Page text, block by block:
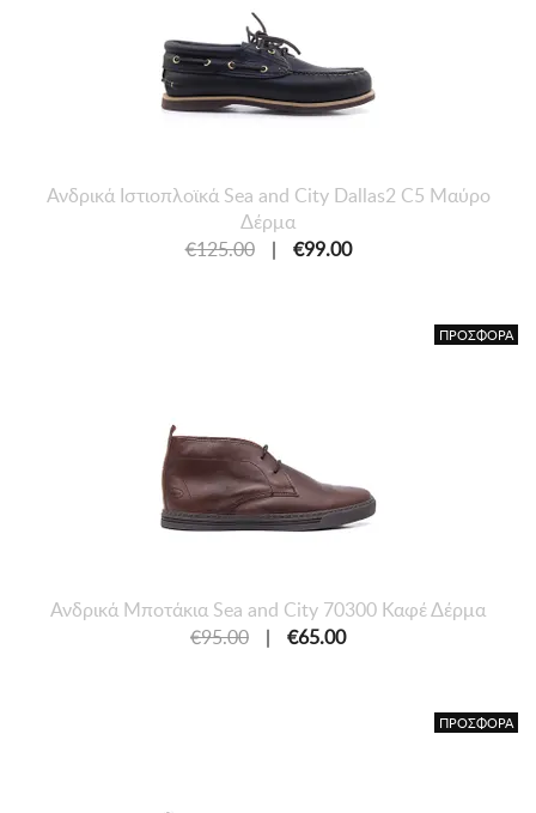
Ανδρικά Ιστιοπλοϊκά Sea and City Dallas2 C5 Μαύρο
Δέρμα
€125.00
| €99.00
ΠΡΟΣΦΟΡΑ
Ανδρικά Μποτάκια Sea and City 70300 Καφέ Δέρμα
€95.00
| €65.00
ΠΡΟΣΦΟΡΑ